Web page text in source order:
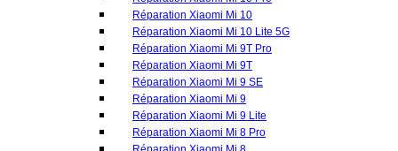
Réparation Xiaomi Mi 8
Réparation Xiaomi Mi 8 Lite
Réparation Xiaomi Mi 6
Réparation Xiaomi Mi Mix 3
Réparation Xiaomi Mi Mix 2S
Réparation Xiaomi Mi Mix 2
Réparation Xiaomi Mi Max 3
Réparation Xiaomi Mi A3
Réparation Xiaomi Mi A2